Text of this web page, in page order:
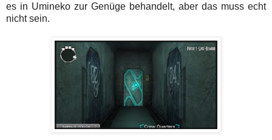
es in Umineko zur Genüge behandelt, aber das muss echt
nicht sein.